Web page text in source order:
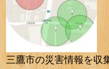
三鷹市の災害情報を収